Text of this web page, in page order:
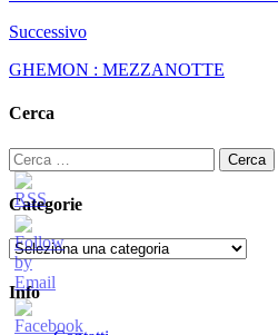
Successivo
GHEMON : MEZZANOTTE
Cerca
Ricerca
per:
Categorie
Categorie
Info